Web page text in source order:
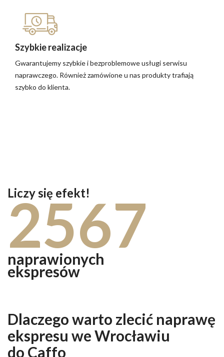
Szybkie realizacje
Gwarantujemy szybkie i bezproblemowe usługi serwisu
naprawczego. Również zamówione u nas produkty trafiają
szybko do klienta.
Liczy się efekt!
2567
naprawionych
ekspresów
Dlaczego warto zlecić naprawę
ekspresu we Wrocławiu
do Caffo